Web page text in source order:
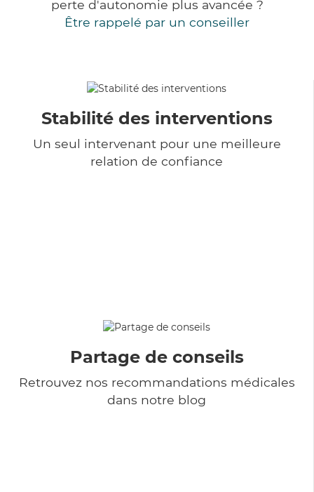
perte d'autonomie plus avancée ?
Être rappelé par un conseiller
Stabilité des interventions
Un seul intervenant pour une meilleure
relation de confiance
Partage de conseils
Retrouvez nos recommandations médicales
dans notre blog